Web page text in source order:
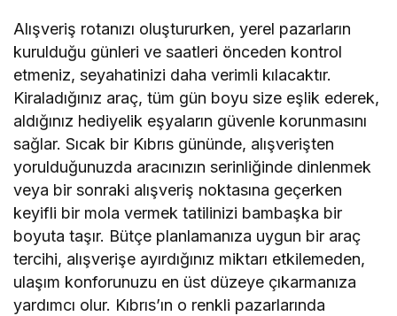
Alışveriş rotanızı oluştururken, yerel pazarların
kurulduğu günleri ve saatleri önceden kontrol
etmeniz, seyahatinizi daha verimli kılacaktır.
Kiraladığınız araç, tüm gün boyu size eşlik ederek,
aldığınız hediyelik eşyaların güvenle korunmasını
sağlar. Sıcak bir Kıbrıs gününde, alışverişten
yorulduğunuzda aracınızın serinliğinde dinlenmek
veya bir sonraki alışveriş noktasına geçerken
keyifli bir mola vermek tatilinizi bambaşka bir
boyuta taşır. Bütçe planlamanıza uygun bir araç
tercihi, alışverişe ayırdığınız miktarı etkilemeden,
ulaşım konforunuzu en üst düzeye çıkarmanıza
yardımcı olur. Kıbrıs’ın o renkli pazarlarında